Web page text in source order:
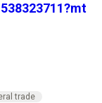
trade